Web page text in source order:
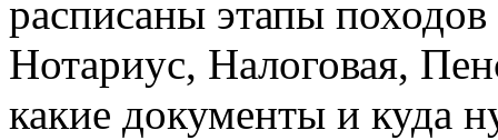
расписаны этапы
Нотариус, Налоговая,
какие документы и куда